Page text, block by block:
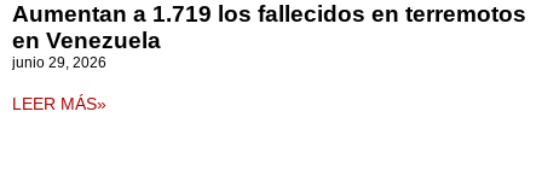
Aumentan a 1.719 los fallecidos en terremotos
en Venezuela
junio 29, 2026
LEER MÁS»